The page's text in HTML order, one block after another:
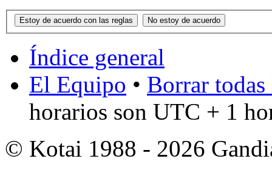
Índice general
El Equipo • Borrar
horarios son UTC + 1
© Kotai 1988 - 2026